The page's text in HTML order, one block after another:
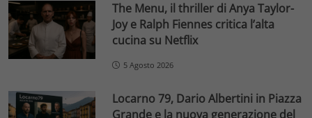
The Menu, il thriller di Anya Taylor-
Joy e Ralph Fiennes critica l’alta
cucina su Netflix
5 Agosto 2026
Locarno 79, Dario Albertini in Piazza
Grande e la nuova generazione del